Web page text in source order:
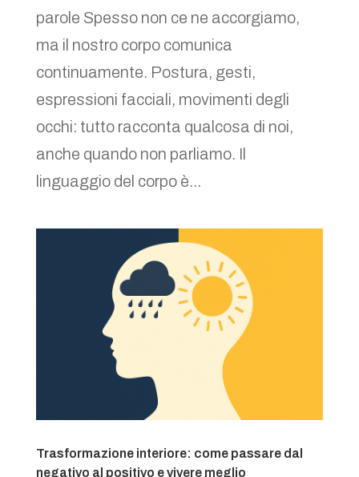
parole Spesso non ce ne accorgiamo,
ma il nostro corpo comunica
continuamente. Postura, gesti,
espressioni facciali, movimenti degli
occhi: tutto racconta qualcosa di noi,
anche quando non parliamo. Il
linguaggio del corpo è...
Trasformazione interiore: come passare dal
negativo al positivo e vivere meglio